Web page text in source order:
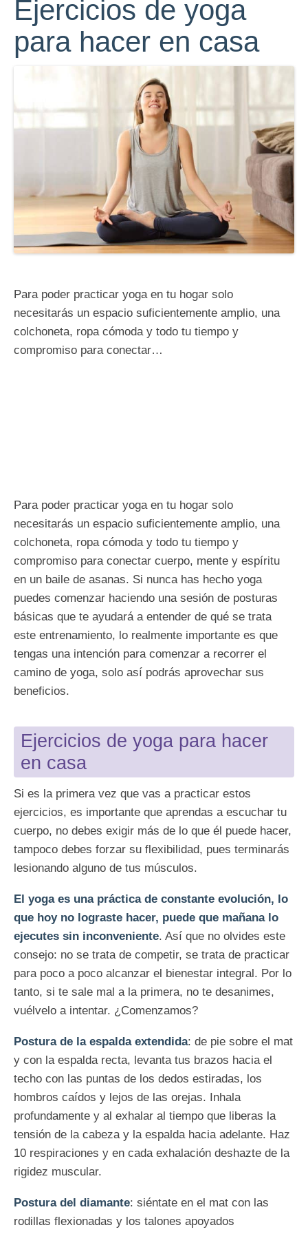
Ejercicios de yoga
para hacer en casa
Para poder practicar yoga en tu hogar solo
necesitarás un espacio suficientemente amplio, una
colchoneta, ropa cómoda y todo tu tiempo y
compromiso para conectar…
Para poder practicar yoga en tu hogar solo
necesitarás un espacio suficientemente amplio, una
colchoneta, ropa cómoda y todo tu tiempo y
compromiso para conectar cuerpo, mente y espíritu
en un baile de asanas. Si nunca has hecho yoga
puedes comenzar haciendo una sesión de posturas
básicas que te ayudará a entender de qué se trata
este entrenamiento, lo realmente importante es que
tengas una intención para comenzar a recorrer el
camino de yoga, solo así podrás aprovechar sus
beneficios.
Ejercicios de yoga para hacer
en casa
Si es la primera vez que vas a practicar estos
ejercicios, es importante que aprendas a escuchar tu
cuerpo, no debes exigir más de lo que él puede hacer,
tampoco debes forzar su flexibilidad, pues terminarás
lesionando alguno de tus músculos.
El yoga es una práctica de constante evolución, lo
que hoy no lograste hacer, puede que mañana lo
ejecutes sin inconveniente. Así que no olvides este
consejo: no se trata de competir, se trata de practicar
para poco a poco alcanzar el bienestar integral. Por lo
tanto, si te sale mal a la primera, no te desanimes,
vuélvelo a intentar. ¿Comenzamos?
Postura de la espalda extendida: de pie sobre el mat
y con la espalda recta, levanta tus brazos hacia el
techo con las puntas de los dedos estiradas, los
hombros caídos y lejos de las orejas. Inhala
profundamente y al exhalar al tiempo que liberas la
tensión de la cabeza y la espalda hacia adelante. Haz
10 respiraciones y en cada exhalación deshazte de la
rigidez muscular.
Postura del diamante: siéntate en el mat con las
rodillas flexionadas y los talones apoyados